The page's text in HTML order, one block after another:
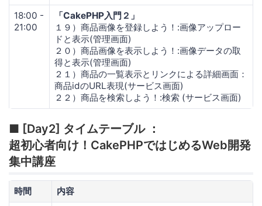
18:00 -
21:00
「CakePHP入門２」
１９）商品画像を登録しよう！:画像アップロー
ドと表示(管理画面)
２０）商品画像を表示しよう！:画像データの取
得と表示(管理画面)
２１）商品の一覧表示とリンクによる詳細画面：
商品idのURL表現(サービス画面)
２２）商品を検索しよう！:検索 (サービス画面)
■ [Day2] タイムテーブル ：
超初心者向け！CakePHPではじめるWeb開発
集中講座
時間
内容